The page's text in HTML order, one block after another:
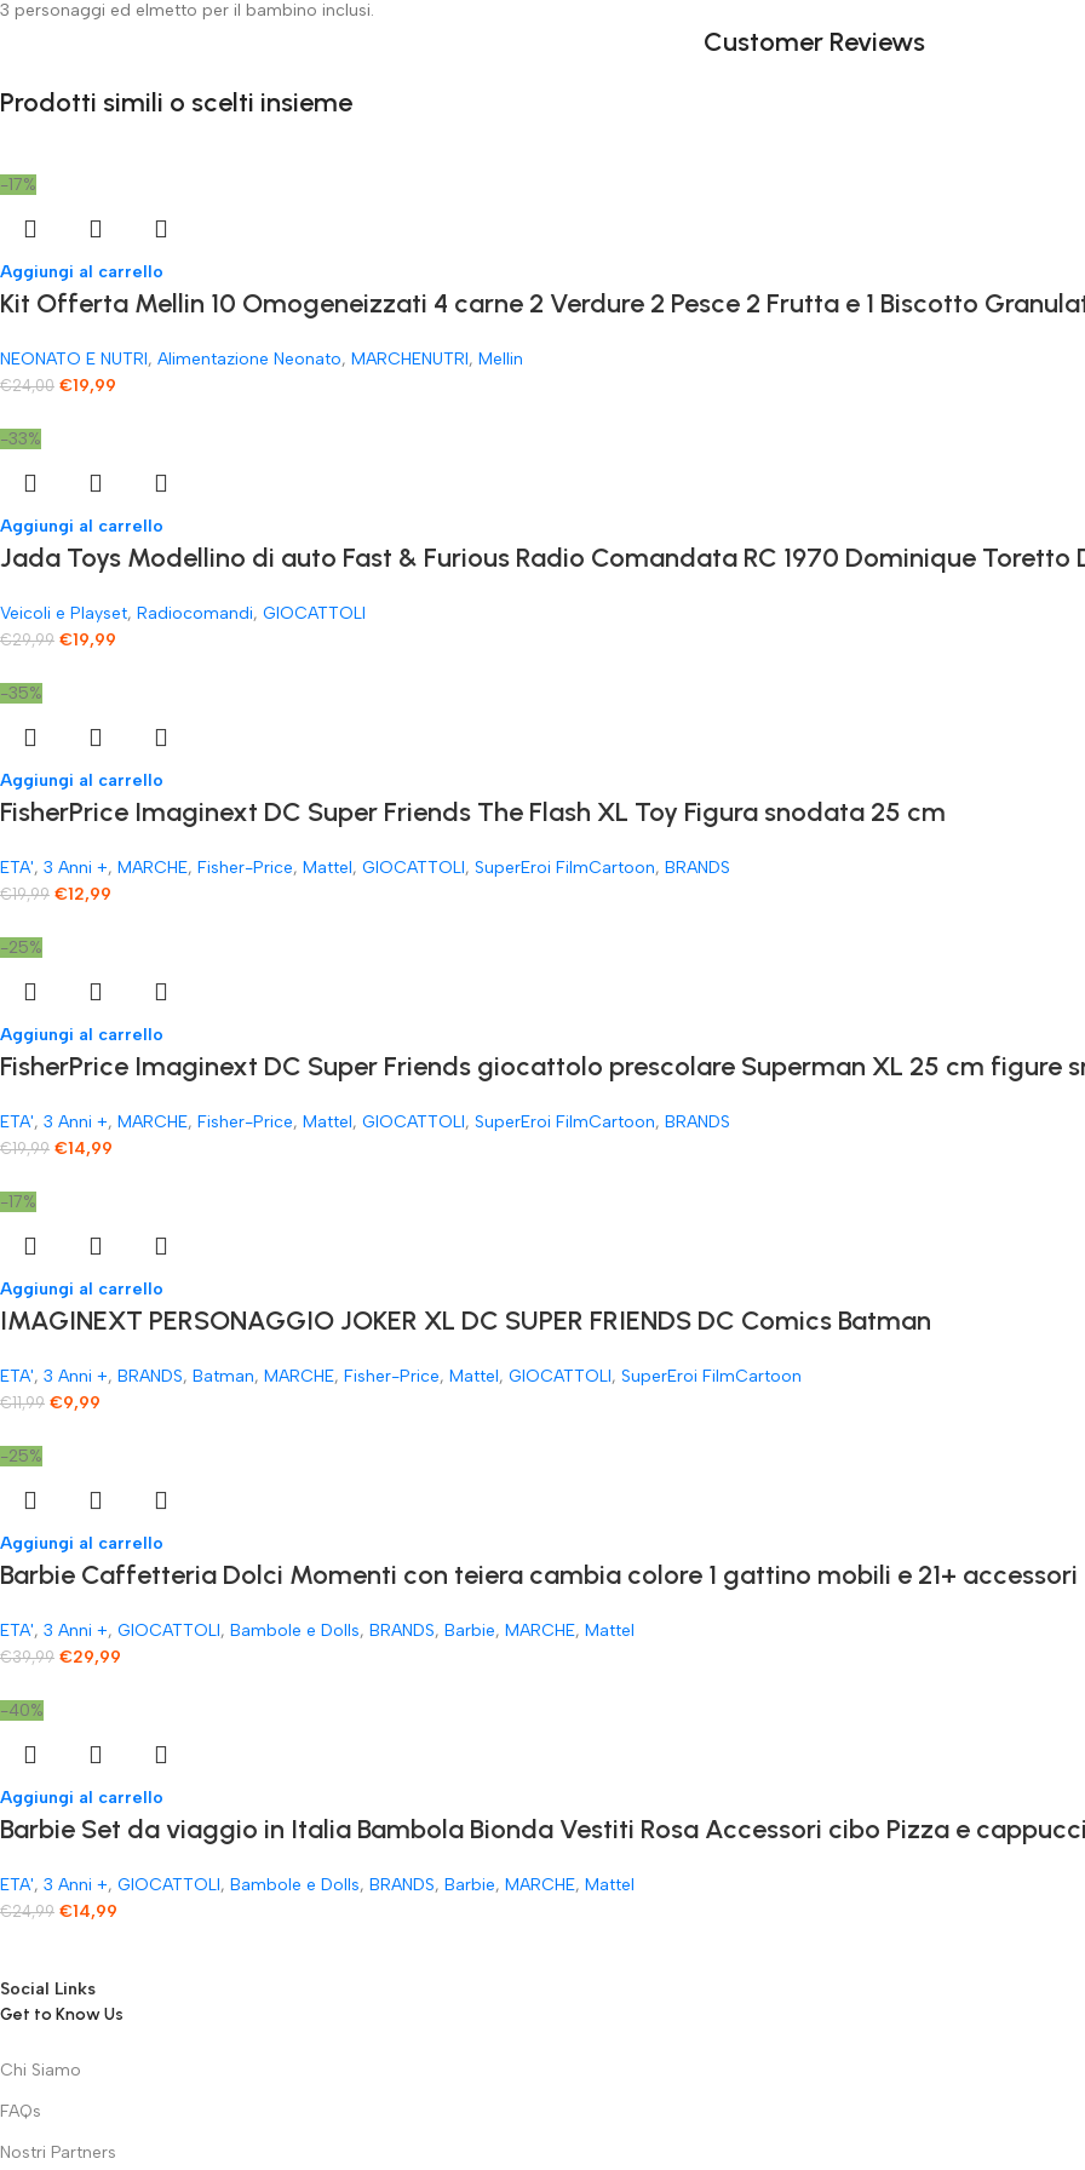
3 personaggi ed elmetto per il bambino inclusi.
Customer Reviews
Prodotti simili o scelti insieme
-17%
Aggiungi al carrello
Kit Offerta Mellin 10 Omogeneizzati 4 carne 2 Verdure 2 Pesce 2 Frutta e 1 Biscotto
NEONATO E NUTRI, Alimentazione Neonato, MARCHENUTRI, Mellin
€24,00 €19,99
-33%
Aggiungi al carrello
Jada Toys Modellino di auto Fast & Furious Radio Comandata RC 1970 Dominique Toretto
Veicoli e Playset, Radiocomandi, GIOCATTOLI
€29,99 €19,99
-35%
Aggiungi al carrello
FisherPrice Imaginext DC Super Friends The Flash XL Toy Figura snodata 25 cm
ETA', 3 Anni +, MARCHE, Fisher-Price, Mattel, GIOCATTOLI, SuperEroi FilmCartoon, BRANDS
€19,99 €12,99
-25%
Aggiungi al carrello
FisherPrice Imaginext DC Super Friends giocattolo prescolare Superman XL 25 cm figure
ETA', 3 Anni +, MARCHE, Fisher-Price, Mattel, GIOCATTOLI, SuperEroi FilmCartoon, BRANDS
€19,99 €14,99
-17%
Aggiungi al carrello
IMAGINEXT PERSONAGGIO JOKER XL DC SUPER FRIENDS DC Comics Batman
ETA', 3 Anni +, BRANDS, Batman, MARCHE, Fisher-Price, Mattel, GIOCATTOLI, SuperEroi FilmCartoon
€11,99 €9,99
-25%
Aggiungi al carrello
​Barbie Caffetteria Dolci Momenti con teiera cambia colore 1 gattino mobili e 21+ accessori
ETA', 3 Anni +, GIOCATTOLI, Bambole e Dolls, BRANDS, Barbie, MARCHE, Mattel
€39,99 €29,99
-40%
Aggiungi al carrello
Barbie Set da viaggio in Italia Bambola Bionda Vestiti Rosa Accessori cibo Pizza e
ETA', 3 Anni +, GIOCATTOLI, Bambole e Dolls, BRANDS, Barbie, MARCHE, Mattel
€24,99 €14,99
Social Links
Get to Know Us
Chi Siamo
FAQs
Nostri Partners